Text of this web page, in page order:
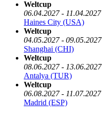
Weltcup
06.04.2027 - 11.04.2027
Haines City (USA)
Weltcup
04.05.2027 - 09.05.2027
Shanghai (CHI)
Weltcup
08.06.2027 - 13.06.2027
Antalya (TUR)
Weltcup
06.08.2027 - 11.07.2027
Madrid (ESP)